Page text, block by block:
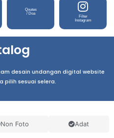
Qoutes
/ Doa
Filter
Instagram
desain undangan digital website
pilih sesuai selera.
Non Foto Adat